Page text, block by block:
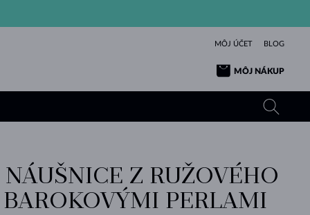
MÔJ ÚČET BLOG
MÔJ NÁKUP
ŽLTÉ ZLATO
RUŽOVÉ ZLATO
TANZANITY
TOPÁSY
TURMALÍNY
VLTAVÍNY
ZAFÍRY
SMARAGDY
Z RUŽOVÉHO
PERLAMI